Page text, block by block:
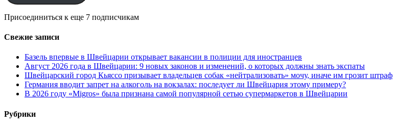
Присоединиться к еще 7 подписчикам
Свежие записи
Базель впервые в Швейцарии открывает вакансии в полиции для иностранцев
Август 2026 года в Швейцарии: 9 новых законов и изменений, о которых должны знать экспаты
Швейцарский город Кьяссо призывает владельцев собак «нейтрализовать» мочу, иначе им грозит штраф
Германия вводит запрет на алкоголь на вокзалах: последует ли Швейцария этому примеру?
В 2026 году «Migros» была признана самой популярной сетью супермаркетов в Швейцарии
Рубрики